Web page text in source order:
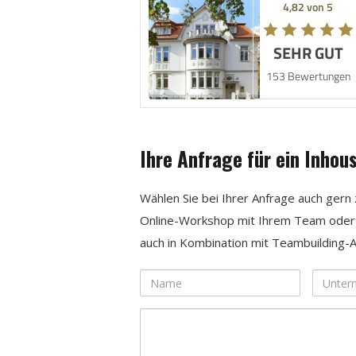
4,82 von 5
SEHR GUT
153 Bewertungen
Ihre Anfrage für ein
Wählen Sie bei Ihrer Anfrage auch
Online-Workshop mit Ihrem Team
auch in Kombination mit Teambuilding-
Name